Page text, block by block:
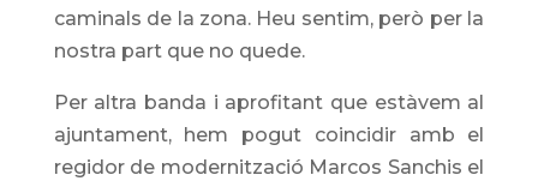
caminals de la zona. Heu sentim, però per la
nostra part que no quede.
Per altra banda i aprofitant que estàvem al
ajuntament, hem pogut coincidir amb el
regidor de modernització Marcos Sanchis el